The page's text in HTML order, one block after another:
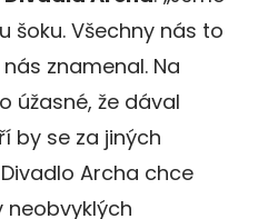
šoku. Všechny nás to
znamenal. Na
úžasné, že dával
by se za jiných
Archa chce